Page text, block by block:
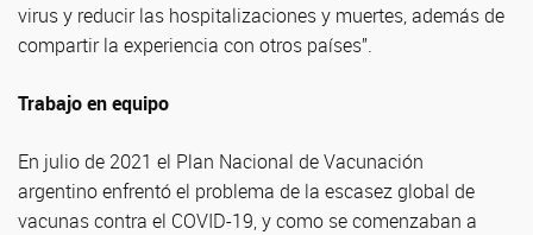
virus y reducir las hospitalizaciones y muertes, además de
compartir la experiencia con otros países”.
Trabajo en equipo
En julio de 2021 el Plan Nacional de Vacunación
argentino enfrentó el problema de la escasez global de
vacunas contra el COVID-19, y como se comenzaban a